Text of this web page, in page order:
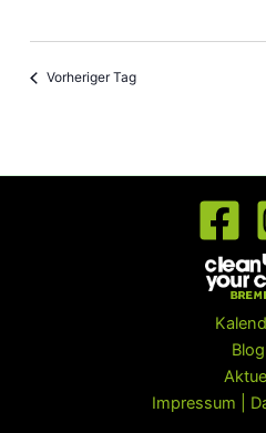
Vorheriger Tag
Blog
Impressum |